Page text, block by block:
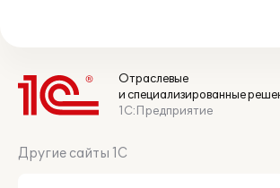
Отраслевые
и специализированные
1С:Предприятие
Другие сайты 1С